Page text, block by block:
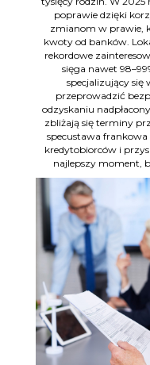
poprawie dzięki
zmianom w prawie,
kwoty od banków.
rekordowe
sięga nawet
specjalizujący
przeprowadzić
odzyskaniu
zbliżają się terminy
specustawa
kredytobiorców i
najlepszy moment,